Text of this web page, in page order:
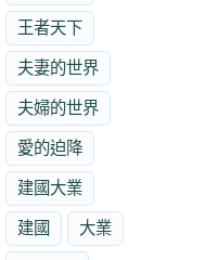
王者天下
夫妻的世界
夫婦的世界
愛的迫降
建國大業
建國 大業